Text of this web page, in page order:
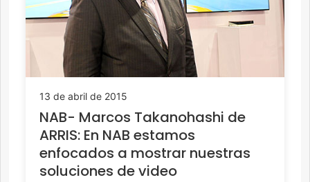
13 de abril de 2015
NAB- Marcos Takanohashi de
ARRIS: En NAB estamos
enfocados a mostrar nuestras
soluciones de video